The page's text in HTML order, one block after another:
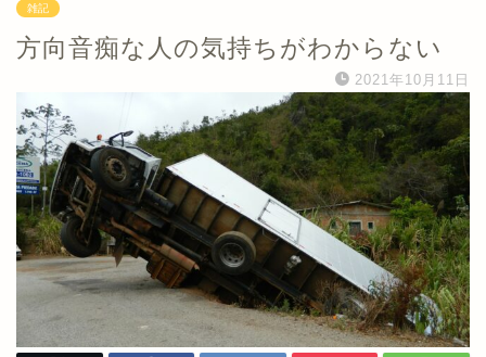
雑記
方向音痴な人の気持ちがわからない
2021年10月11日